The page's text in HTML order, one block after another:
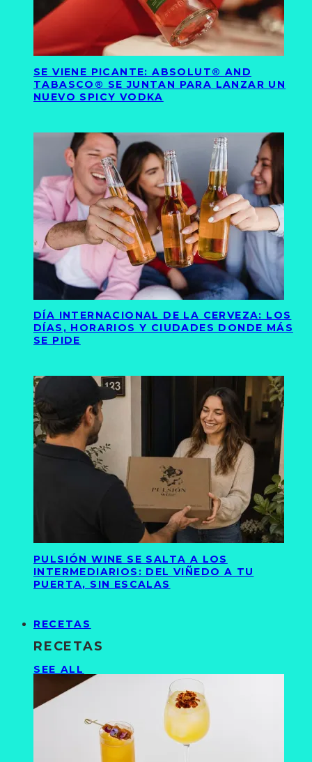
SE VIENE PICANTE: ABSOLUT® AND
TABASCO® SE JUNTAN PARA LANZAR UN
NUEVO SPICY VODKA
DÍA INTERNACIONAL DE LA CERVEZA: LOS
DÍAS, HORARIOS Y CIUDADES DONDE MÁS
SE PIDE
PULSIÓN WINE SE SALTA A LOS
INTERMEDIARIOS: DEL VIÑEDO A TU
PUERTA, SIN ESCALAS
RECETAS
RECETAS
SEE ALL